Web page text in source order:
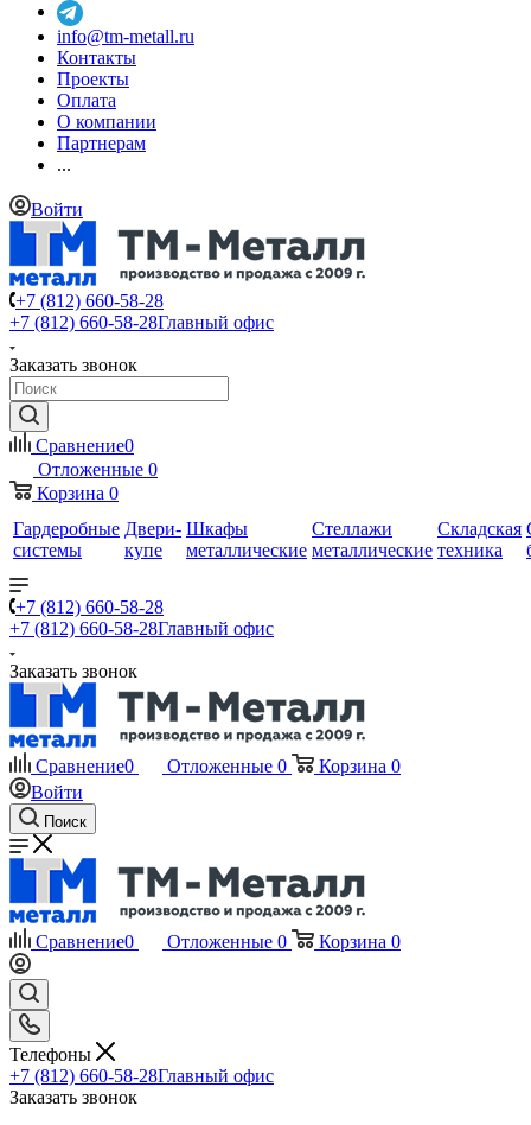
info@tm-metall.ru
Контакты
Проекты
Оплата
О компании
Партнерам
...
Войти
+7 (812) 660-58-28
+7 (812) 660-58-28Главный офис
Заказать звонок
Сравнение0
Отложенные 0
Корзина 0
Гардеробные
системы
Двери-
купе
Шкафы
металлические
Стеллажи
металлические
Складская
техника
+7 (812) 660-58-28
+7 (812) 660-58-28Главный офис
Заказать звонок
Сравнение0 Отложенные 0 Корзина 0
Войти
Поиск
Сравнение0 Отложенные 0 Корзина 0
Телефоны
+7 (812) 660-58-28Главный офис
Заказать звонок